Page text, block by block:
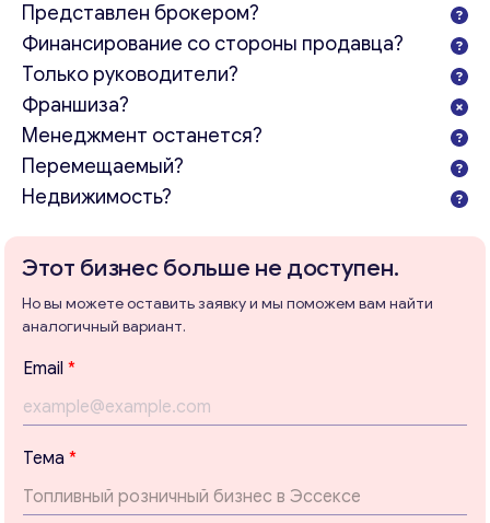
Консультация
Отправьте нам запрос, и мы свяжемся с вами в
ближайшее время.
Email
Ваши комментарии
Представлен брокером?
Финансирование со стороны продавца?
Только руководители?
Франшиза?
Менеджмент останется?
Перемещаемый?
Недвижимость?
Этот бизнес больше не доступен.
Но вы можете оставить заявку и мы поможем вам найти
аналогичный вариант.
В
а
ш
е
Т
е
м
а
Email *
Тема *